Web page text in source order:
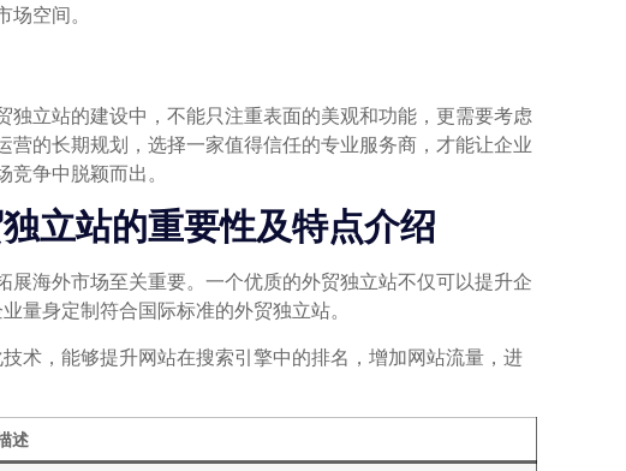
空间。
独立站的建设中，不能只注重表面的美观和功能，更需要考虑
营的长期规划，选择一家值得信任的专业服务商，才能让企业
竞争中脱颖而出。
立站的重要性及特点介绍
展海外市场至关重要。一个优质的外贸独立站不仅可以提升企
量身定制符合国际标准的外贸独立站。
术，能够提升网站在搜索引擎中的排名，增加网站流量，进
述